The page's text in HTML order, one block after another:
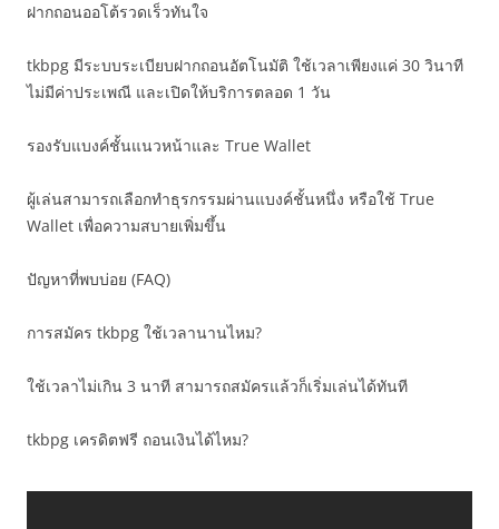
ฝากถอนออโต้รวดเร็วทันใจ
tkbpg มีระบบระเบียบฝากถอนอัตโนมัติ ใช้เวลาเพียงแค่ 30 วินาที
ไม่มีค่าประเพณี และเปิดให้บริการตลอด 1 วัน
รองรับแบงค์ชั้นแนวหน้าและ True Wallet
ผู้เล่นสามารถเลือกทำธุรกรรมผ่านแบงค์ชั้นหนึ่ง หรือใช้ True
Wallet เพื่อความสบายเพิ่มขึ้น
ปัญหาที่พบบ่อย (FAQ)
การสมัคร tkbpg ใช้เวลานานไหม?
ใช้เวลาไม่เกิน 3 นาที สามารถสมัครแล้วก็เริ่มเล่นได้ทันที
tkbpg เครดิตฟรี ถอนเงินได้ไหม?